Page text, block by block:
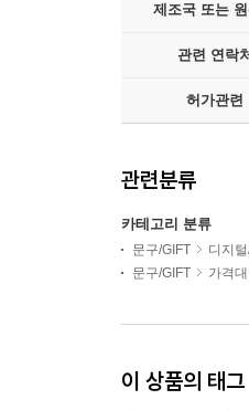
제조국 또는 원
관련 연락처
허가관련
관련분류
카테고리 분류
문구/GIFT 디지
문구/GIFT
가격
이 상품의 태그